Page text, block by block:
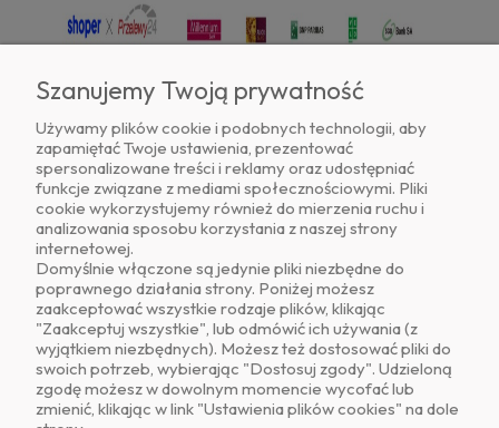
Znajdź nas na
O NAS
OBSŁUGA KLIENTA
Szanujemy Twoją prywatność
Używamy plików cookie i podobnych technologii, aby
zapamiętać Twoje ustawienia, prezentować
spersonalizowane treści i reklamy oraz udostępniać
funkcje związane z mediami społecznościowymi. Pliki
cookie wykorzystujemy również do mierzenia ruchu i
analizowania sposobu korzystania z naszej strony
internetowej.
Domyślnie włączone są jedynie pliki niezbędne do
poprawnego działania strony. Poniżej możesz
zaakceptować wszystkie rodzaje plików, klikając
"Zaakceptuj wszystkie", lub odmówić ich używania (z
wyjątkiem niezbędnych). Możesz też dostosować pliki do
swoich potrzeb, wybierając "Dostosuj zgody". Udzieloną
zgodę możesz w dowolnym momencie wycofać lub
zmienić, klikając w link "Ustawienia plików cookies" na dole